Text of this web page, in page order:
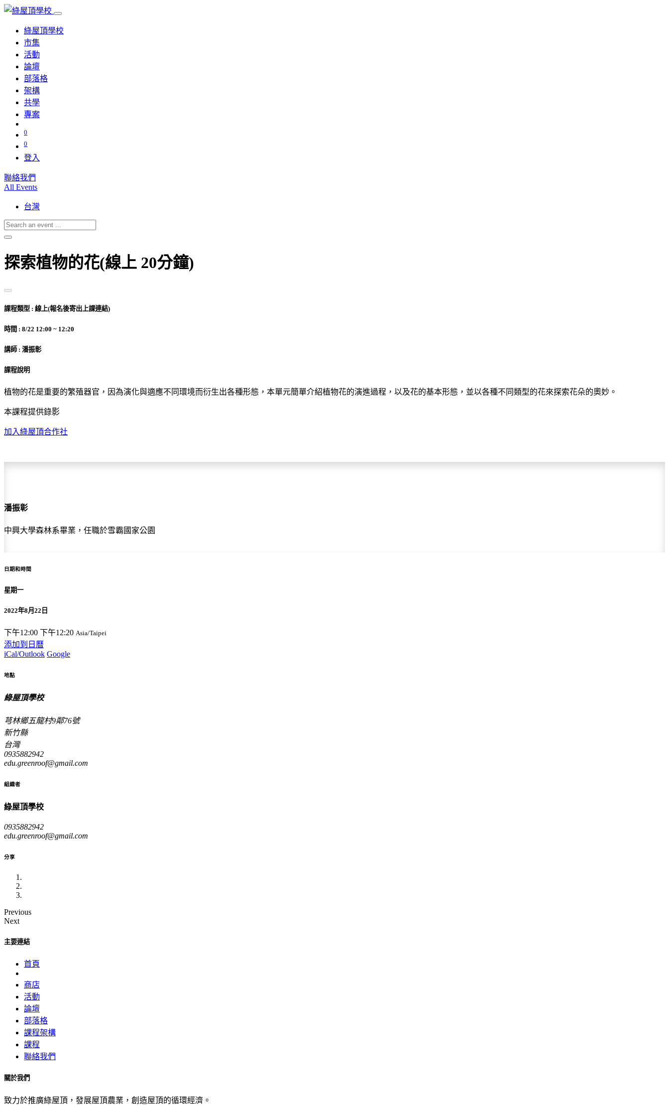
綠屋頂學校
市集
活動
論壇
部落格
架構
共學
專案
0
0
登入
聯絡我們
All Events
台灣
探索植物的花(線上 20分鐘)
課程類型 : 線上(報名後寄出上課連結)
時間 : 8/22 12:00 ~ 12:20
講師 : 潘振彰
課程說明
植物的花是重要的繁殖器官，因為演化與適應不同環境而衍生出各種形態，本單元簡單介紹植物花的演進過程，以及花的基本形態，並以各種不同類型的花來探索花朵的奧妙。
本課程提供錄影
加入綠屋頂合作社
潘振彰
中興大學森林系畢業，任職於雪霸國家公園
日期和時間
星期一
2022年8月22日
下午12:00 下午12:20 Asia/Taipei
添加到日曆
iCal/Outlook Google
地點
綠屋頂學校
芎林鄉五龍村9鄰76號
新竹縣
台灣
0935882942
edu.greenroof@gmail.com
組織者
綠屋頂學校
0935882942
edu.greenroof@gmail.com
分享
Previous
Next
主要連結
首頁
商店
活動
論壇
部落格
課程架構
課程
聯絡我們
關於我們
致力於推廣綠屋頂，發展屋頂農業，創造屋頂的循環經濟。